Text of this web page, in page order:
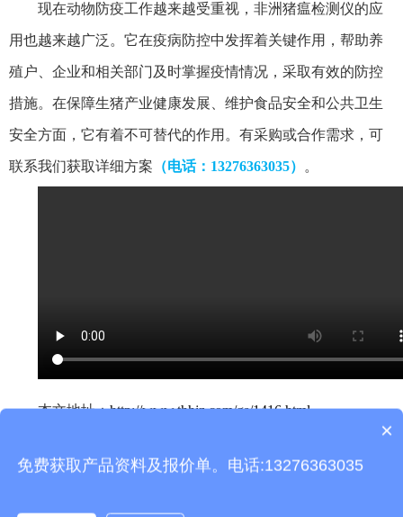
现在动物防疫工作越来越受重视，非洲猪瘟检测仪的应
用也越来越广泛。它在疫病防控中发挥着关键作用，帮助养
殖户、企业和相关部门及时掌握疫情情况，采取有效的防控
措施。在保障生猪产业健康发展、维护食品安全和公共卫生
安全方面，它有着不可替代的作用。 有采购或合作需求，可
联系我们获取详细方案 （电话：13276363035） 。
本文地址：http://www.thhjz.com/gs/1416.html
上一篇：手持式水流测速仪
产品包含安装吗？
×
免费获取产品资料及报价单。电话:13276363035